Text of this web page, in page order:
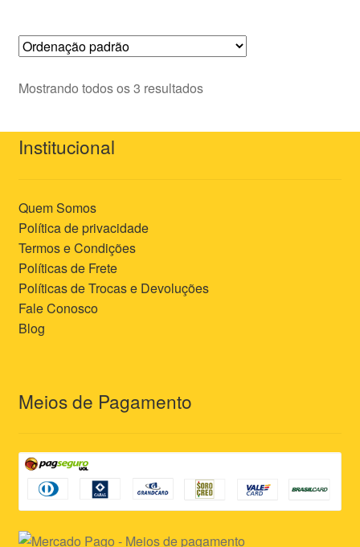
Mostrando todos os 3 resultados
Institucional
Quem Somos
Política de privacidade
Termos e Condições
Políticas de Frete
Políticas de Trocas e Devoluções
Fale Conosco
Blog
Meios de Pagamento